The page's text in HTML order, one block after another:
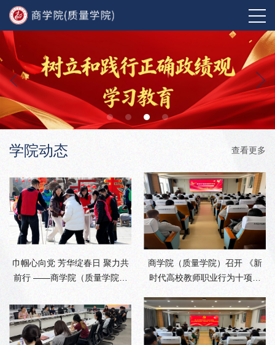
学院动态 查看更多
巾帼心向党 芳华绽春日 聚力共
前行 ——商学院（质量学院）
商学院（质量学院）召开 《新
时代高校教师职业行为十项准